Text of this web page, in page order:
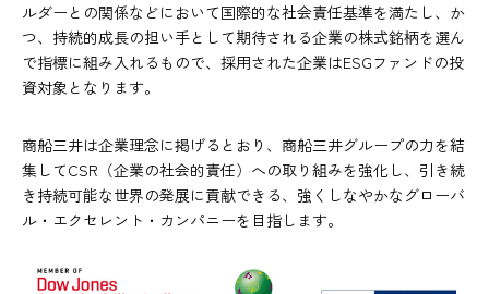
ルダーとの関係などにおいて国際的な社会責任基準を満たし、か
つ、持続的成長の担い手として期待される企業の株式銘柄を選ん
で指標に組み入れるもので、採用された企業はESGファンドの投
資対象となります。
商船三井は企業理念に掲げるとおり、商船三井グループの力を結
集してCSR（企業の社会的責任）への取り組みを強化し、引き続
き持続可能な世界の発展に貢献できる、強くしなやかなグローバ
ル・エクセレント・カンパニーを目指します。